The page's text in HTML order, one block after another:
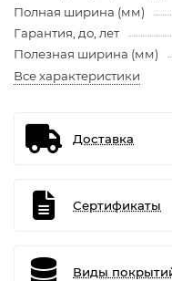
Полная ширина (мм)
Гарантия, до, лет
Полезная ширина (мм)
Все характеристики
Доставка
Сертификаты
Виды